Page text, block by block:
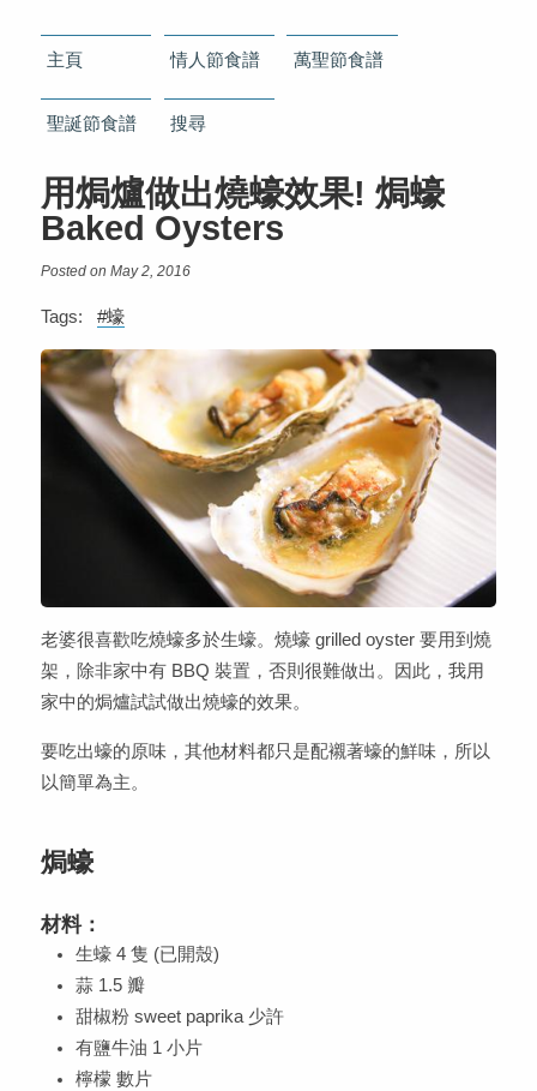
主頁 情人節食譜 萬聖節食譜
聖誕節食譜 搜尋
用焗爐做出燒蠔效果! 焗蠔
Baked Oysters
Posted on May 2, 2016
Tags: #蠔
老婆很喜歡吃燒蠔多於生蠔。燒蠔 grilled oyster 要用到燒
架，除非家中有 BBQ 裝置，否則很難做出。因此，我用
家中的焗爐試試做出燒蠔的效果。
要吃出蠔的原味，其他材料都只是配襯著蠔的鮮味，所以
以簡單為主。
焗蠔
材料：
生蠔 4 隻 (已開殼)
蒜 1.5 瓣
甜椒粉 sweet paprika 少許
有鹽牛油 1 小片
檸檬 數片